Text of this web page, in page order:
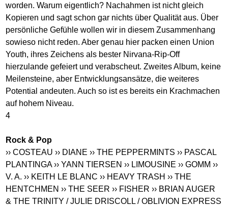
worden. Warum eigentlich? Nachahmen ist nicht gleich
Kopieren und sagt schon gar nichts über Qualität aus. Über
persönliche Gefühle wollen wir in diesem Zusammenhang
sowieso nicht reden. Aber genau hier packen einen Union
Youth, ihres Zeichens als bester Nirvana-Rip-Off
hierzulande gefeiert und verabscheut. Zweites Album, keine
Meilensteine, aber Entwicklungsansätze, die weiteres
Potential andeuten. Auch so ist es bereits ein Krachmachen
auf hohem Niveau.
4
Rock & Pop
›› COSTEAU ›› DIANE ›› THE PEPPERMINTS ›› PASCAL
PLANTINGA ›› YANN TIERSEN ›› LIMOUSINE ›› GOMM ››
V. A. ›› KEITH LE BLANC ›› HEAVY TRASH ›› THE
HENTCHMEN ›› THE SEER ›› FISHER ›› BRIAN AUGER
& THE TRINITY / JULIE DRISCOLL / OBLIVION EXPRESS